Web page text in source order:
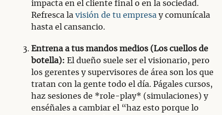
impacta en el cliente final o en la sociedad.
Refresca la visión de tu empresa y comunícala
hasta el cansancio.
Entrena a tus mandos medios (Los cuellos de
botella): El dueño suele ser el visionario, pero
los gerentes y supervisores de área son los que
tratan con la gente todo el día. Págales cursos,
haz sesiones de *role-play* (simulaciones) y
enséñales a cambiar el “haz esto porque lo